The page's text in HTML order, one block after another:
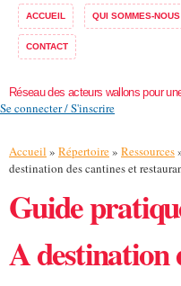
ACCUEIL QUI SOMMES-
CONTACT
Réseau des acteurs wallons pour
Se connecter / S'inscrire
Vous êtes ici
Accueil » Répertoire» Ressources
destination des cantines et
Guide
A destination